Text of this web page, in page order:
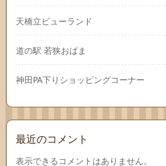
天橋立ビューランド
道の駅 若狭おばま
神田PA下りショッピングコーナー
最近のコメント
表示できるコメントはありません。